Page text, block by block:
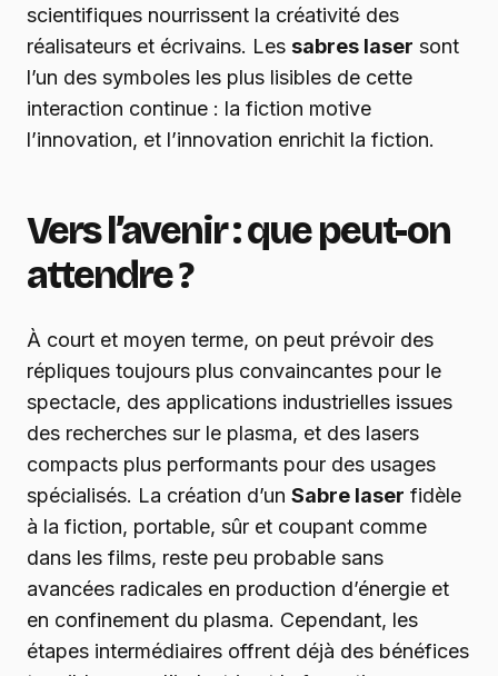
scientifiques nourrissent la créativité des
réalisateurs et écrivains. Les sabres laser sont
l’un des symboles les plus lisibles de cette
interaction continue : la fiction motive
l’innovation, et l’innovation enrichit la fiction.
Vers l’avenir : que peut-on
attendre ?
À court et moyen terme, on peut prévoir des
répliques toujours plus convaincantes pour le
spectacle, des applications industrielles issues
des recherches sur le plasma, et des lasers
compacts plus performants pour des usages
spécialisés. La création d’un Sabre laser fidèle
à la fiction, portable, sûr et coupant comme
dans les films, reste peu probable sans
avancées radicales en production d’énergie et
en confinement du plasma. Cependant, les
étapes intermédiaires offrent déjà des bénéfices